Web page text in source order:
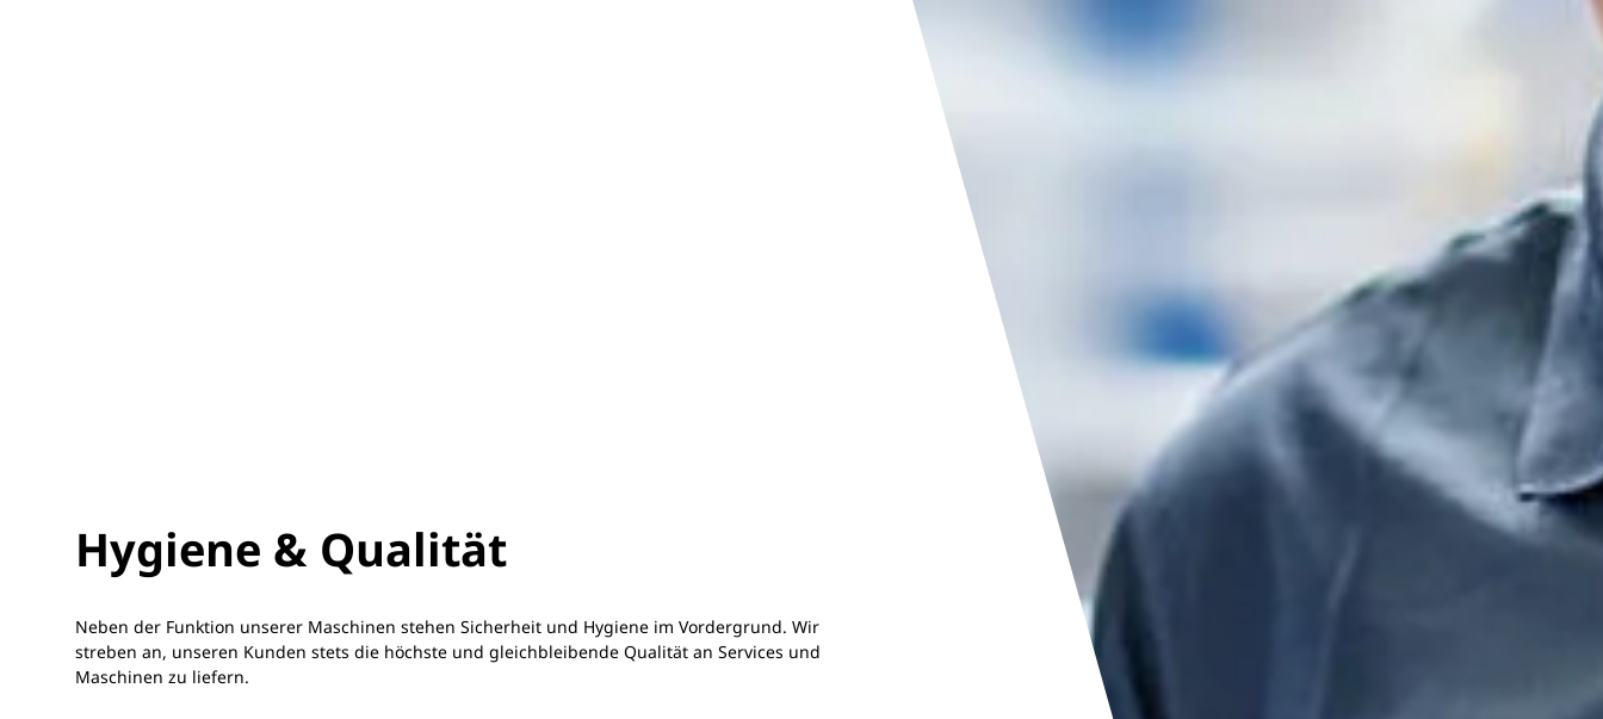
Hygiene & Qualität
Neben der Funktion unserer Maschinen stehen Sicherheit und Hygiene im Vordergrund. Wir
streben an, unseren Kunden stets die höchste und gleichbleibende Qualität an Services und
Maschinen zu liefern.